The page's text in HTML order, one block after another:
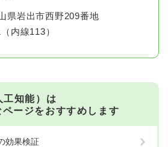
県岩出市西野209番地
内線113）
工知能）は
ページをおすすめします
効果検証